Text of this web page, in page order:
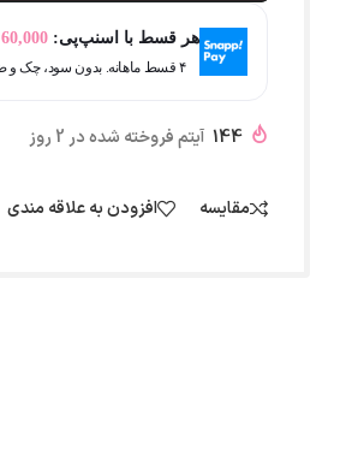
هر قسط با اسنپ‌پی: 60,000
۴ قسط ماهانه. بدون سود، چک و ضامن.
144 آیتم فروخته شده در 2 روز
مقایسه افزودن به علاقه مندی